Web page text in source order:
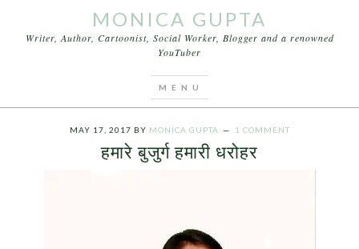
MONICA GUPTA
Writer, Author, Cartoonist, Social Worker, Blogger and a renowned
YouTuber
MAY 17, 2017 BY MONICA GUPTA 1 COMMENT
हमारे बुजुर्ग हमारी धरोहर